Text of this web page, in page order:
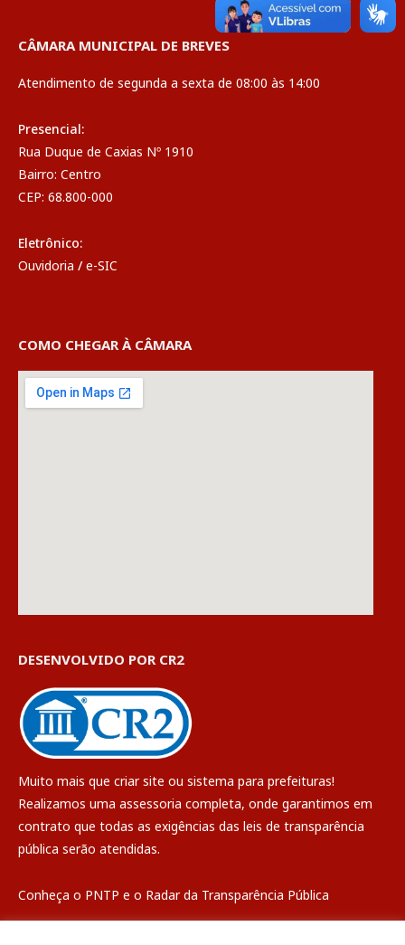
CÂMARA MUNICIPAL DE BREVES
Atendimento de segunda a sexta de 08:00 às 14:00
Presencial:
Rua Duque de Caxias Nº 1910
Bairro: Centro
CEP: 68.800-000
Eletrônico:
Ouvidoria / e-SIC
COMO CHEGAR À CÂMARA
DESENVOLVIDO POR CR2
Muito mais que criar site ou sistema para prefeituras!
Realizamos uma assessoria completa, onde garantimos em
contrato que todas as exigências das leis de transparência
pública serão atendidas.
Conheça o PNTP e o Radar da Transparência Pública